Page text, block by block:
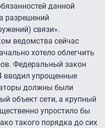
данной
разрешений
связи».
ведом­ства сейчас
хотело облегчить
Федеральный закон
вводил упрощенные
должны были
объект сети, а крупный
упростило бы
такого порядка до сих